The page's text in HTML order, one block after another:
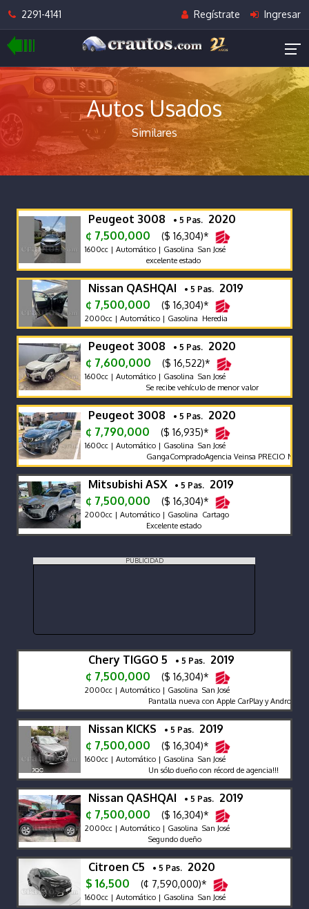
2291-4141 Regístrate Ingresar
Autos Usados
Similares
Peugeot 3008 • 5 Pas. 2020
¢ 7,500,000
($ 16,304)*
1600cc | Automático | Gasolina San José
excelente estado
Nissan QASHQAI • 5 Pas. 2019
¢ 7,500,000
($ 16,304)*
2000cc | Automático | Gasolina Heredia
Peugeot 3008 • 5 Pas. 2020
¢ 7,600,000
($ 16,522)*
1600cc | Automático | Gasolina San José
Se recibe vehículo de menor valor
Peugeot 3008 • 5 Pas. 2020
¢ 7,790,000
($ 16,935)*
1600cc | Automático | Gasolina San José
GangaCompradoAgencia Veinsa PRECIO
Mitsubishi ASX • 5 Pas. 2019
¢ 7,500,000
($ 16,304)*
2000cc | Automático | Gasolina Cartago
Excelente estado
PUBLICIDAD
Chery TIGGO 5 • 5 Pas. 2019
¢ 7,500,000
($ 16,304)*
2000cc | Automático | Gasolina San José
Pantalla nueva con Apple CarPlay y Android
Nissan KICKS • 5 Pas. 2019
¢ 7,500,000
($ 16,304)*
1600cc | Automático | Gasolina San José
Un sólo dueño con récord de agencia!!!
Nissan QASHQAI • 5 Pas. 2019
¢ 7,500,000
($ 16,304)*
2000cc | Automático | Gasolina San José
Segundo dueño
Citroen C5 • 5 Pas. 2020
$ 16,500
(¢ 7,590,000)*
1600cc | Automático | Gasolina San José